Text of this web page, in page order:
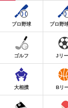
プロ野球 プロ野
ゴルフ Jリ
大相撲 Bリ